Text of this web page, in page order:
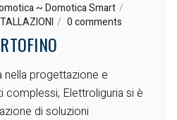
~ Domotica Smart
0 comments
nella progettazione e
complessi, Elettroliguria si è
di soluzioni